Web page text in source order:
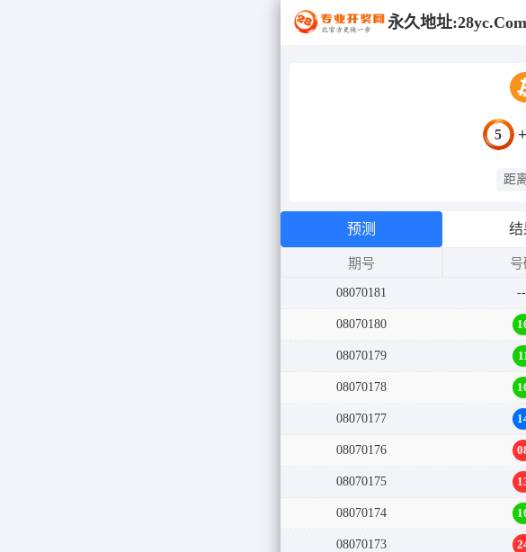
5 +
距
预测 结
期号 号
08070181
08070180
08070179
08070178
08070177
08070176
08070175
08070174
08070173